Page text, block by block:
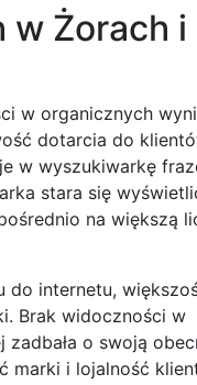
w Żorach i
w organicznych
dotarcia do
w wyszukiwarkę
stara się
na większą
do internetu,
Brak widoczności w
o swoją
marki i lojalność